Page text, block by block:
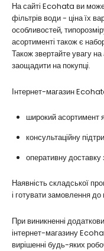
На сайті Ecohata ви
фільтрів води - ціна їх
особливостей,
асортименті також є
Також звертайте увагу на
заощадити на покупці.
Інтернет-магазин
широкий асортимент
консультаційну
оперативну доставку
Наявність складської
і готувати замовлення до
При виникненні
інтернет-магазину
вирішенні будь-яких